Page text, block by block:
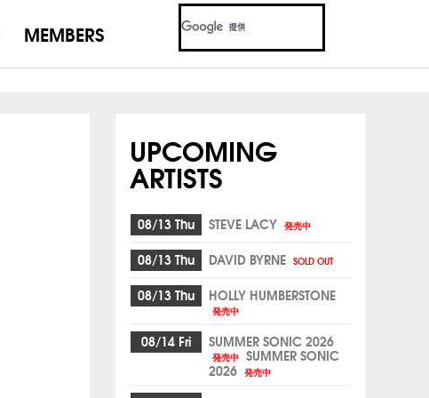
MEMBERS
UPCOMING
ARTISTS
08/13 Thu STEVE LACY 発売中
08/13 Thu DAVID BYRNE SOLD OUT
08/13 Thu HOLLY HUMBERSTONE
発売中
08/14 Fri SUMMER SONIC 2026
発売中 SUMMER SONIC
2026 発売中